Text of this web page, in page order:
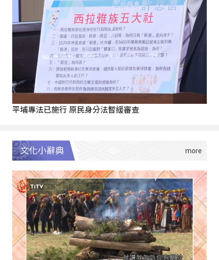
平埔專法已施行 原民身分法暫緩審查
文化小辭典